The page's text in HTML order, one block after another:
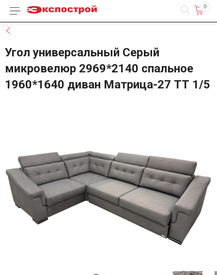
Каталог товаров 0
Угол универсальный Серый
микровелюр 2969*2140 спальное
1960*1640 диван Матрица-27 ТТ 1/5